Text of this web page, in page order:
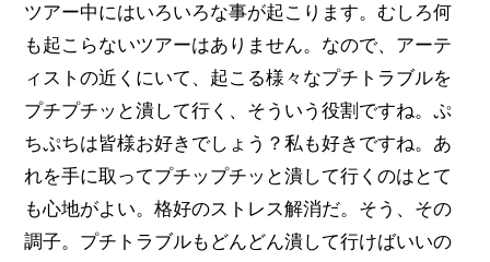
ツアー中にはいろいろな事が起こります。むしろ何
も起こらないツアーはありません。なので、アーテ
ィストの近くにいて、起こる様々なプチトラブルを
プチプチッと潰して行く、そういう役割ですね。ぷ
ちぷちは皆様お好きでしょう？私も好きですね。あ
れを手に取ってプチップチッと潰して行くのはとて
も心地がよい。格好のストレス解消だ。そう、その
調子。プチトラブルもどんどん潰して行けばいいの